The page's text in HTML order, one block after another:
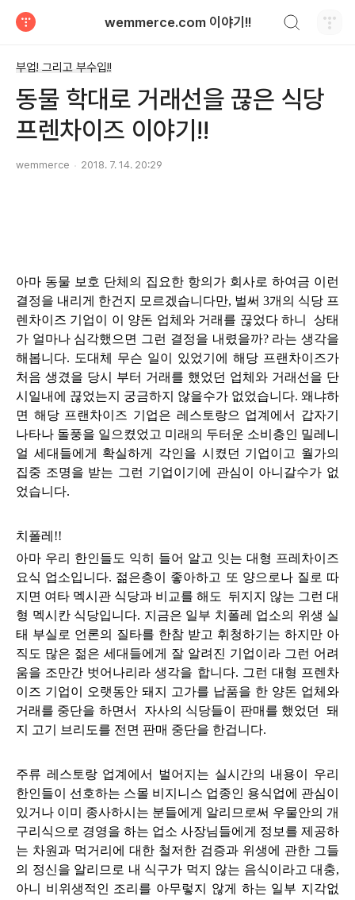
wemmerce.com 이야기!!
부업! 그리고 부수입!!
동물 학대로 거래선을 끊은 식당
프렌차이즈 이야기!!
wemmerce 2018. 7. 14. 20:29
아마 동물 보호 단체의 집요한 항의가 회사로 하여금 이런
결정을 내리게 한건지 모르겠습니다만, 벌써 3개의 식당 프
렌차이즈 기업이 이 양돈 업체와 거래를 끊었다 하니 상태
가 얼마나 심각했으면 그런 결정을 내렸을까? 라는 생각을
해봅니다. 도대체 무슨 일이 있었기에 해당 프랜차이즈가
처음 생겼을 당시 부터 거래를 했었던 업체와 거래선을 단
시일내에 끊었는지 궁금하지 않을수가 없었습니다. 왜냐하
면 해당 프랜차이즈 기업은 레스토랑으 업계에서 갑자기
나타나 돌풍을 일으켰었고 미래의 두터운 소비층인 밀레니
얼 세대들에게 확실하게 각인을 시켰던 기업이고 월가의
집중 조명을 받는 그런 기업이기에 관심이 아니갈수가 없
었습니다.
치폴레!!
아마 우리 한인들도 익히 들어 알고 잇는 대형 프레차이즈
요식 업소입니다. 젊은층이 좋아하고 또 양으로나 질로 따
지면 여타 멕시관 식당과 비교를 해도 뒤지지 않는 그런 대
형 멕시칸 식당입니다. 지금은 일부 치폴레 업소의 위생 실
태 부실로 언론의 질타를 한참 받고 휘청하기는 하지만 아
직도 많은 젊은 세대들에게 잘 알려진 기업이라 그런 어려
움을 조만간 벗어나리라 생각을 합니다. 그런 대형 프렌차
이즈 기업이 오랫동안 돼지 고가를 납품을 한 양돈 업체와
거래를 중단을 하면서 자사의 식당들이 판매를 했었던 돼
지 고기 브리도를 전면 판매 중단을 한겁니다.
주류 레스토랑 업계에서 벌어지는 실시간의 내용이 우리
한인들이 선호하는 스몰 비지니스 업종인 용식업에 관심이
있거나 이미 종사하시는 분들에게 알리므로써 우물안의 개
구리식으로 경영을 하는 업소 사장님들에게 정보를 제공하
는 차원과 먹거리에 대한 철저한 검증과 위생에 관한 그들
의 정신을 알리므로 내 식구가 먹지 않는 음식이라고 대충,
아니 비위생적인 조리를 아무렇지 않게 하는 일부 지각없